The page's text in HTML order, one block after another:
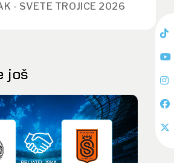
- SVETE TROJICE 2026
još